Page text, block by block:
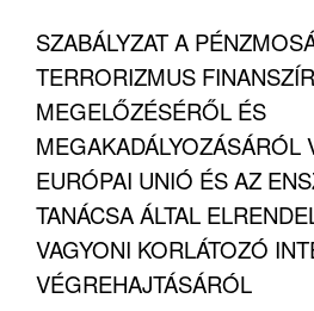
SZABÁLYZAT A
TERRORIZMUS
MEGELŐZÉSÉRŐL ÉS
MEGAKADÁLYOZÁSÁRÓL
EURÓPAI UNIÓ ÉS AZ
TANÁCSA ÁLTAL
VAGYONI KORLÁTOZÓ
VÉGREHAJTÁSÁRÓL